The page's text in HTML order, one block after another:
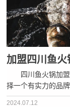
加盟四川鱼火
四川鱼火锅加盟
择一个有实力的品
火锅的优势。 一
2024.07.12